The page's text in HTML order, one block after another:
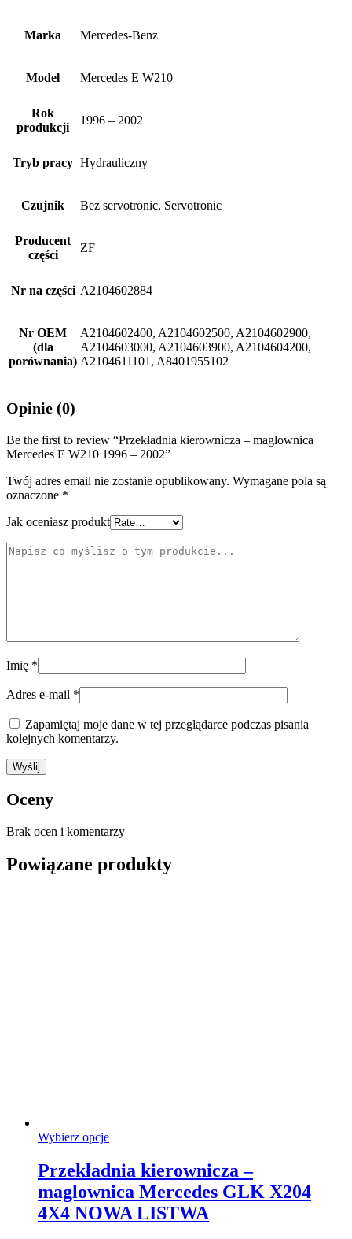
Marka Mercedes-Benz
Model Mercedes E W210
Rok
produkcji
1996 – 2002
Tryb pracy Hydrauliczny
Czujnik Bez servotronic, Servotronic
Producent
części
ZF
Nr na części A2104602884
Nr OEM
(dla
porównania)
A2104602400, A2104602500, A2104602900,
A2104603000, A2104603900, A2104604200,
A2104611101, A8401955102
Opinie (0)
Be the first to review “Przekładnia kierownicza – maglownica
Mercedes E W210 1996 – 2002”
Twój adres email nie zostanie opublikowany. Wymagane pola są
oznaczone *
Jak oceniasz produkt
Imię *
Adres e-mail *
Zapamiętaj moje dane w tej przeglądarce podczas pisania
kolejnych komentarzy.
Oceny
Brak ocen i komentarzy
Powiązane produkty
Wybierz opcjeTen
ma
wiele
wariantów.
Opcje
można
Przekładnia kierownicza –
maglownica Mercedes GLK X204
4X4 NOWA LISTWA